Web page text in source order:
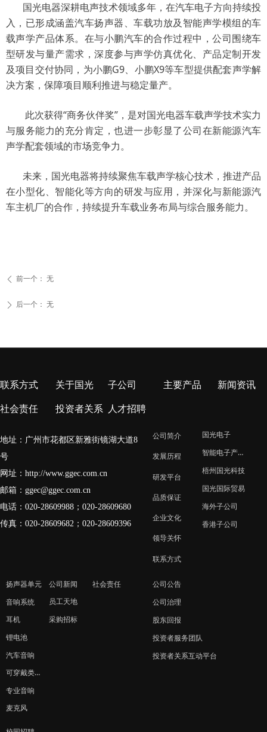
国光电器深耕电声技术领域多年，在汽车电子方向持续投
入，已形成涵盖汽车扬声器、车载功放及智能声学模组的车
载声学产品体系。在与小鹏汽车的合作过程中，公司围绕车
型研发与量产需求，深度参与声学仿真优化、产品定制开发
及项目交付协同，为小鹏G9、小鹏X9等车型提供配套声学解
决方案，保障项目顺利推进与稳定量产。
此次获得“商务伙伴奖”，是对国光电器车载声学技术实力
与服务能力的充分肯定，也进一步彰显了公司在新能源汽车
声学配套领域的市场竞争力。
未来，国光电器将持续聚焦车载声学核心技术，推进产品
在小型化、智能化等方向的研发与应用，并深化与新能源汽
车主机厂的合作，持续提升车载业务布局与综合服务能力。
ꄴ 前一个： 无
ꄲ 后一个： 无
关于国光
公司简介
发展历程
研发平台
品质保证
企业文化
领导关怀
联系方式
国光电子
智能电子产业园
梧州国光科技
国光国际贸易
海外子公司
香港子公司
子公司
公司新闻
员工天地
采购招标
新闻资讯
扬声器单元
音响系统
耳机
锂电池
汽车音响
可穿戴类产品
专业音响
麦克风
主要产品
公司公告
公司治理
股东回报
投资者服务团队
投资者关系互动平台
投资者关系 人才招聘
地址：广州市花都区新雅街镜湖大道8
号
网址： http://www.ggec.com.cn
邮箱： ggec@ggec.com.cn
电话：020-28609988； 020-28609680
传真：020-28609682；020-28609396
联系方式
社会责任
社会责任